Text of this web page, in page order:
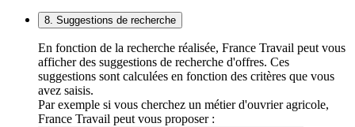
8. Suggestions de recherche
En fonction de la recherche réalisée, France Travail peut vous
afficher des suggestions de recherche d'offres. Ces
suggestions sont calculées en fonction des critères que vous
avez saisis.
Par exemple si vous cherchez un métier d'ouvrier agricole,
France Travail peut vous proposer :